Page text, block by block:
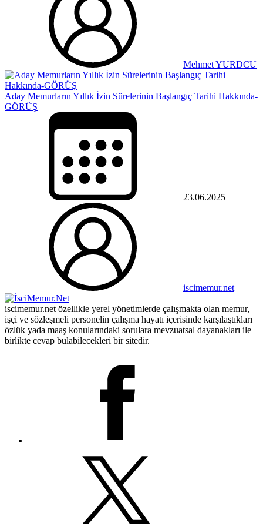
Mehmet YURDCU
Aday Memurların Yıllık İzin Sürelerinin Başlangıç Tarihi Hakkında-
GÖRÜŞ
23.06.2025
iscimemur.net
iscimemur.net özellikle yerel yönetimlerde çalışmakta olan memur,
işçi ve sözleşmeli personelin çalışma hayatı içerisinde karşılaştıkları
özlük yada maaş konularındaki sorulara mevzuatsal dayanakları ile
birlikte cevap bulabilecekleri bir sitedir.